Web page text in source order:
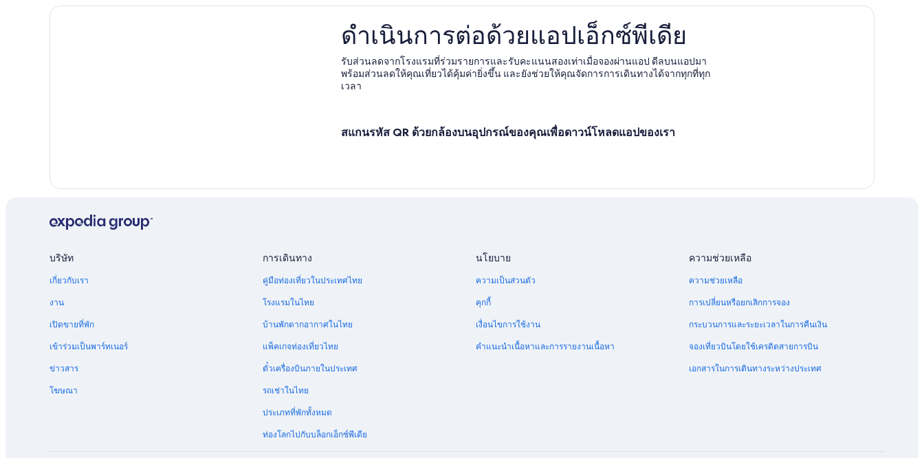
รถเช่าใกล้ แหลมฉบัง
รถเช่าใกล้ เทศบาลเมืองแสนสุข
รถเช่าใกล้ ตลาดหนองมน
รถเช่าใกล้ ประภาคารเกาะสีชัง
ดำเนินการต่อด้วยแอปเอ็กซ์พีเดีย
รับส่วนลดจากโรงแรมที่ร่วมรายการและรับคะแนนสองเท่าเมื่อจองผ่านแอป ดีลบนแอปมา
พร้อมส่วนลดให้คุณเที่ยวได้คุ้มค่ายิ่งขึ้น และยังช่วยให้คุณจัดการการเดินทางได้จากทุกที่ทุก
เวลา
สแกนรหัส QR ด้วยกล้องบนอุปกรณ์ของคุณเพื่อดาวน์โหลดแอปของเรา
บริษัท
เกี่ยวกับเรา
งาน
เปิดขายที่พัก
เข้าร่วมเป็นพาร์ทเนอร์
ข่าวสาร
โฆษณา
การเดินทาง
คู่มือท่องเที่ยวในประเทศไทย
โรงแรมในไทย
บ้านพักตากอากาศในไทย
แพ็คเกจท่องเที่ยวไทย
ตั๋วเครื่องบินภายในประเทศ
รถเช่าในไทย
ประเภทที่พักทั้งหมด
ท่องโลกไปกับบล็อกเอ็กซ์พีเดีย
นโยบาย
ความเป็นส่วนตัว
คุกกี้
เงื่อนไขการใช้งาน
คำแนะนำเนื้อหาและการรายงานเนื้อหา
ความช่วยเหลือ
ความช่วยเหลือ
การเปลี่ยนหรือยกเลิกการจอง
กระบวนการและระยะเวลาในการคืนเงิน
จองเที่ยวบินโดยใช้เครดิตสายการบิน
เอกสารในการเดินทางระหว่างประเทศ